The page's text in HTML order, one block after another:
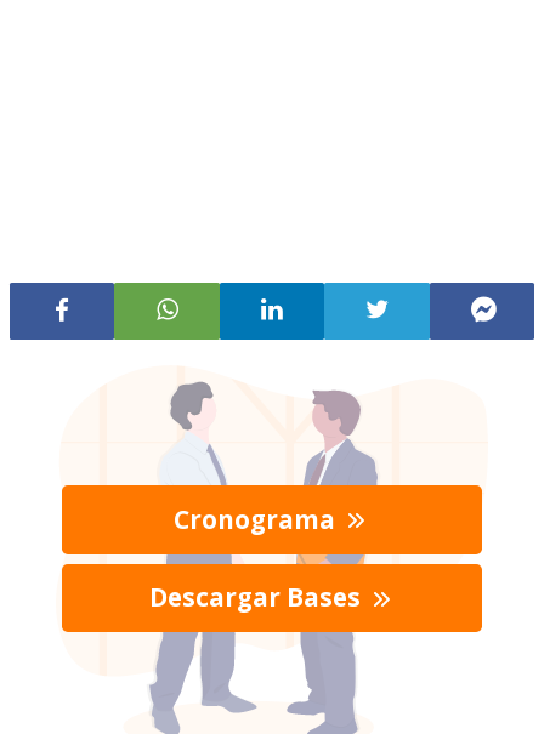
Cronograma
Descargar Bases